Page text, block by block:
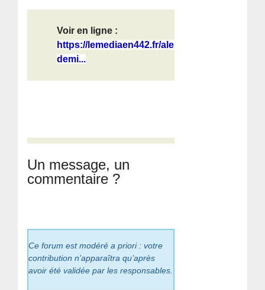
Voir en ligne :
https://lemediaen442.fr/alerte-
demi...
Un message, un
commentaire ?
Ce forum est modéré a priori : votre
contribution n’apparaîtra qu’après
avoir été validée par les responsables.